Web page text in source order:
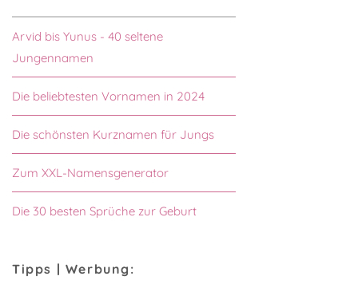
Arvid bis Yunus - 40 seltene
Jungennamen
Die beliebtesten Vornamen in 2024
Die schönsten Kurznamen für Jungs
Zum XXL-Namensgenerator
Die 30 besten Sprüche zur Geburt
Tipps | Werbung: